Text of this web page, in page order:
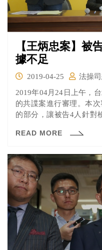
【王炳忠案】被
據不足
2019-04-25
法操
2019年04月24日上午，
的共諜案進行審理。本
的部分，讓被告4人針對
作成的鬼島那些事總結
為了拉企業贊助製作的
也有其他的用途，都不是
READ MORE